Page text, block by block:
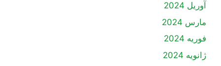
آوریل 2024
مارس 2024
فوریه 2024
ژانویه 2024